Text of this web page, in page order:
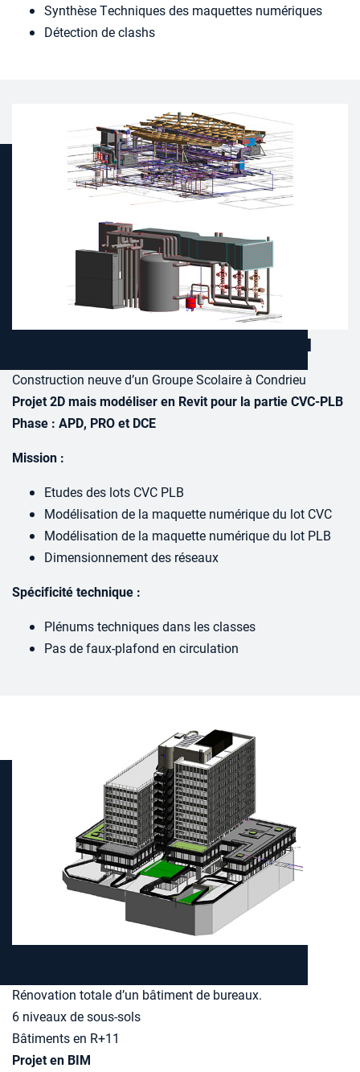
Synthèse Techniques des maquettes numériques
Détection de clashs
Groupe Scolaire de Condrieu
Construction neuve d’un Groupe Scolaire à Condrieu
Projet 2D mais modéliser en Revit pour la partie CVC-PLB
Phase : APD, PRO et DCE
Mission :
Etudes des lots CVC PLB
Modélisation de la maquette numérique du lot CVC
Modélisation de la maquette numérique du lot PLB
Dimensionnement des réseaux
Spécificité technique :
Plénums techniques dans les classes
Pas de faux-plafond en circulation
Rénovation totale d’un bâtiment de bureaux.
6 niveaux de sous-sols
Bâtiments en R+11
Projet en BIM